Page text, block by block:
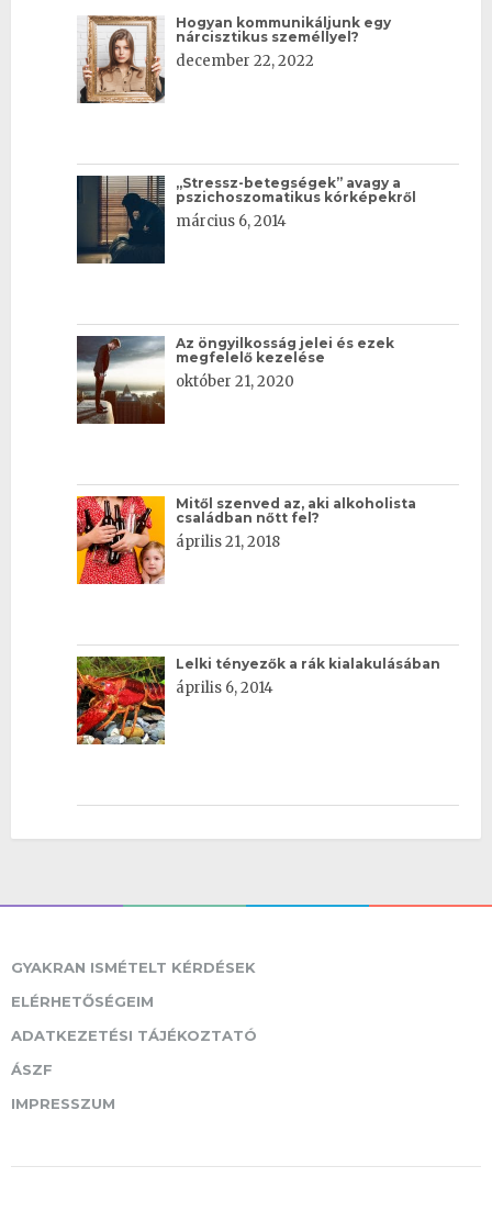
Hogyan kommunikáljunk egy
nárcisztikus személlyel?
december 22, 2022
„Stressz-betegségek” avagy a
pszichoszomatikus kórképekről
március 6, 2014
Az öngyilkosság jelei és ezek
megfelelő kezelése
október 21, 2020
Mitől szenved az, aki alkoholista
családban nőtt fel?
április 21, 2018
Lelki tényezők a rák kialakulásában
április 6, 2014
GYAKRAN ISMÉTELT KÉRDÉSEK
ELÉRHETŐSÉGEIM
ADATKEZETÉSI TÁJÉKOZTATÓ
ÁSZF
IMPRESSZUM